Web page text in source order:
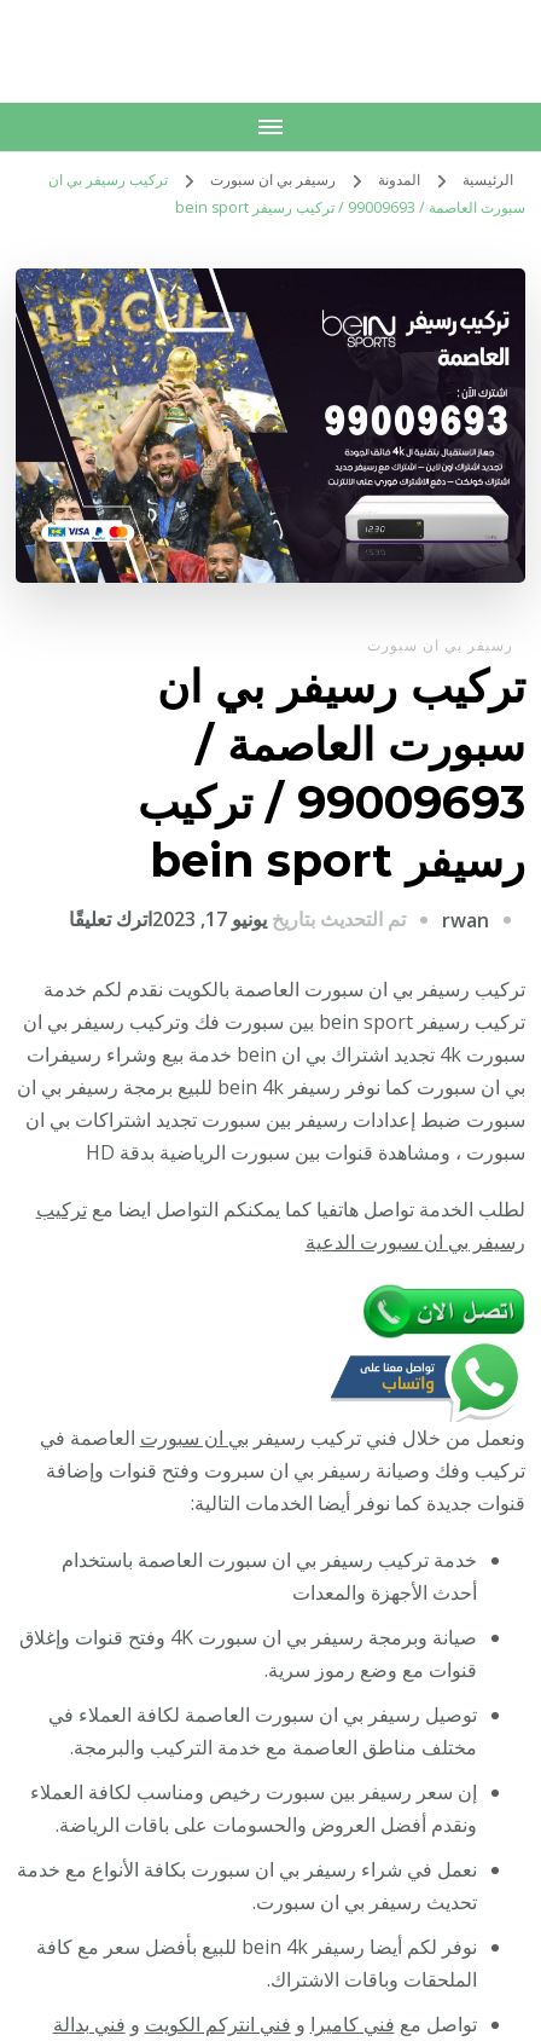
الرئيسية المدونة رسيفر بي ان سبورت
تركيب رسيفر بي ان
سبورت العاصمة / 99009693 / تركيب رسيفر bein sport
رسيفر بي ان سبورت
تركيب رسيفر بي ان
سبورت العاصمة /
99009693 / تركيب
رسيفر bein sport
rwan تم التحديث بتاريخيونيو 17, 2023 اترك تعليقًا
رسيفر
ان
سبورت
العاصمة
/
تركيب رسيفر بي ان سبورت العاصمة بالكويت نقدم لكم خدمة
تركيب رسيفر bein sport بين سبورت فك وتركيب رسيفر بي ان
سبورت 4k تجديد اشتراك بي ان bein خدمة بيع وشراء رسيفرات
بي ان سبورت كما نوفر رسيفر bein 4k للبيع برمجة رسيفر بي ان
سبورت ضبط إعدادات رسيفر بين سبورت تجديد اشتراكات بي ان
سبورت ، ومشاهدة قنوات بين سبورت الرياضية بدقة HD
لطلب الخدمة تواصل هاتفيا كما يمكنكم التواصل ايضا معتركيب
رسيفر بي ان سبورت الدعية
ونعمل من خلال فني تركيب رسيفر بي ان سبورت العاصمة في
تركيب وفك وصيانة رسيفر بي ان سبروت وفتح قنوات وإضافة
قنوات جديدة كما نوفر أيضا الخدمات التالية:
خدمة تركيب رسيفر بي ان سبورت العاصمة باستخدام
أحدث الأجهزة والمعدات
صيانة وبرمجة رسيفر بي ان سبورت 4K وفتح قنوات وإغلاق
قنوات مع وضع رموز سرية.
توصيل رسيفر بي ان سبورت العاصمة لكافة العملاء في
مختلف مناطق العاصمة مع خدمة التركيب والبرمجة.
إن سعر رسيفر بين سبورت رخيص ومناسب لكافة العملاء
ونقدم أفضل العروض والحسومات على باقات الرياضة.
نعمل في شراء رسيفر بي ان سبورت بكافة الأنواع مع خدمة
تحديث رسيفر بي ان سبورت.
نوفر لكم أيضا رسيفر bein 4k للبيع بأفضل سعر مع كافة
الملحقات وباقات الاشتراك.
تواصل مع فني كاميرا و فني انتركم الكويت و فني بدالة